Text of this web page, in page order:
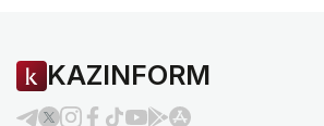
KAZINFORM